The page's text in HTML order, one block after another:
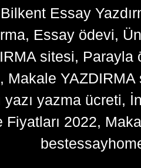
Essay
Essay ödevi,
sitesi, Parayla
Makale
yazı yazma ücreti,
Fiyatları 2022,